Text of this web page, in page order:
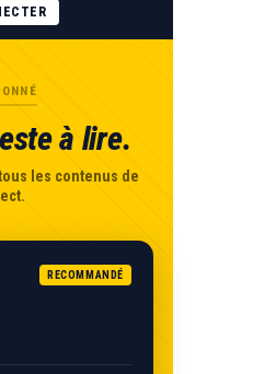
à lire.
les contenus de
RECOMMANDÉ